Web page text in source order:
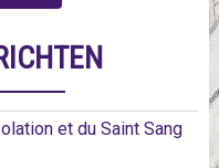
et du Saint Sang